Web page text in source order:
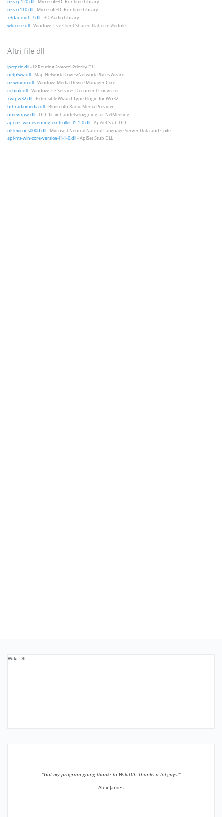
msvcp120.dll- Microsoft® C Runtime Library
msvcr110.dll- Microsoft® C Runtime Library
x3daudio1_7.dll- 3D Audio Library
wldcore.dll- Windows Live Client Shared Platform Module
Altri file dll
iprtprio.dll- IP Routing Protocol Priority DLL
netplwiz.dll- Map Network Drives/Network Places Wizard
mswmdm.dll- Windows Media Device Manager Core
richink.dll- Windows CE Services Document Converter
xwtpw32.dll- Extensible Wizard Type Plugin for Win32
bthradiomedia.dll- Bluetooth Radio Media Provider
nmevtmsg.dll- DLL-fil för händelseloggning för NetMeeting
api-ms-win-eventing-controller-l1-1-0.dll- ApiSet Stub DLL
nlslexicons000d.dll- Microsoft Neutral Natural Language Server Data and Code
api-ms-win-core-version-l1-1-0.dll- ApiSet Stub DLL
Wiki Dll
”Got my program going thanks to WikiDll. Thanks a lot guys!”
Alex James